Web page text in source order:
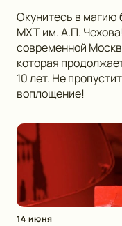
Окунитесь в магию
МХТ им. А.П.
современной
которая
10 лет. Не
воплощение!
14 июня